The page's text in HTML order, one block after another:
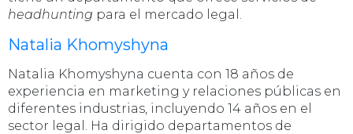
headhunting para el mercado legal.
Natalia Khomyshyna
Natalia Khomyshyna cuenta con 18 años de
experiencia en marketing y relaciones públicas en
diferentes industrias, incluyendo 14 años en el
sector legal. Ha dirigido departamentos de